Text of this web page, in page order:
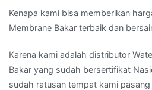
Kenapa kami bisa memberikan
Membrane Bakar terbaik dan
Karena kami adalah distributor
Bakar yang sudah bersertifikat
sudah ratusan tempat kami